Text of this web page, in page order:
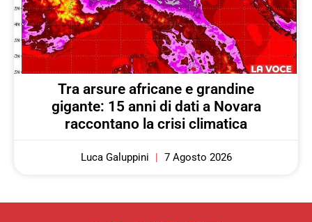
Tra arsure africane e grandine
gigante: 15 anni di dati a Novara
raccontano la crisi climatica
Luca Galuppini 7 Agosto 2026